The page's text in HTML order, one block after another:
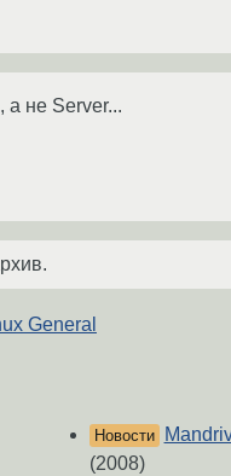
a не Server...
General
Новости
(2008)